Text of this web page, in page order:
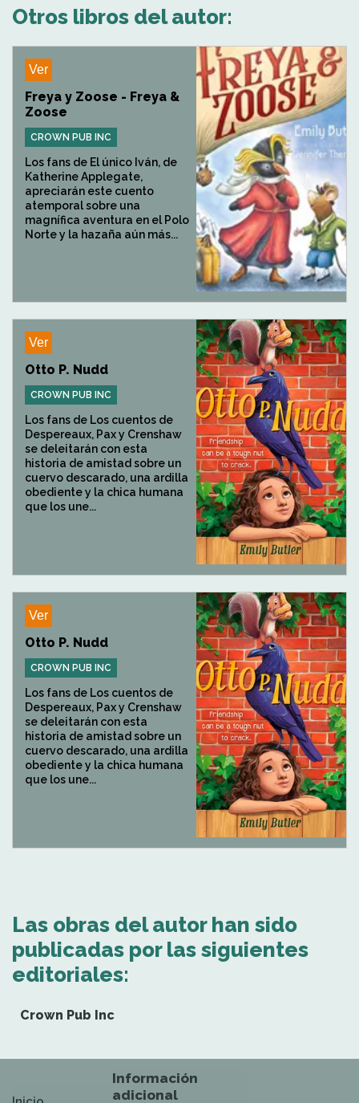
Otros libros del autor:
Ver
Freya y Zoose - Freya &
Zoose
CROWN PUB INC
Los fans de El único Iván, de
Katherine Applegate,
apreciarán este cuento
atemporal sobre una
magnífica aventura en el Polo
Norte y la hazaña aún más...
Ver
Otto P. Nudd
CROWN PUB INC
Los fans de Los cuentos de
Despereaux, Pax y Crenshaw
se deleitarán con esta
historia de amistad sobre un
cuervo descarado, una ardilla
obediente y la chica humana
que los une...
Ver
Otto P. Nudd
CROWN PUB INC
Los fans de Los cuentos de
Despereaux, Pax y Crenshaw
se deleitarán con esta
historia de amistad sobre un
cuervo descarado, una ardilla
obediente y la chica humana
que los une...
Las obras del autor han sido
publicadas por las siguientes
editoriales:
Crown Pub Inc
Información
adicional